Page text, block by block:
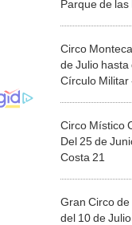
Parque de las
Circo
de Julio hasta
Círculo Militar
Circo Místico
Del 25 de
Costa 21
Gran Circo
del 10 de